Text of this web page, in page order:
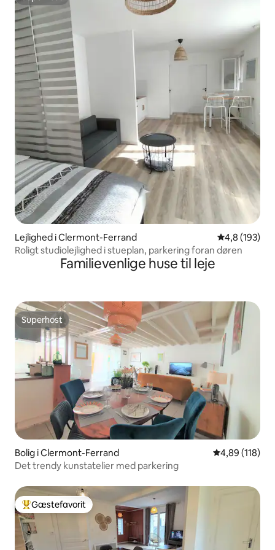
Superhost
Lejlighed i Clermont-Ferrand 4,8 ud af 5 i
4,8 (193)
Roligt studiolejlighed i stueplan, parkering foran døren
Familievenlige huse til leje
Superhost
Superhost
Bolig i Clermont-Ferrand 4,89 ud af 5 i
4,89 (118)
Det trendy kunstatelier med parkering
Bedste gæstefavorit
Gæstefavorit